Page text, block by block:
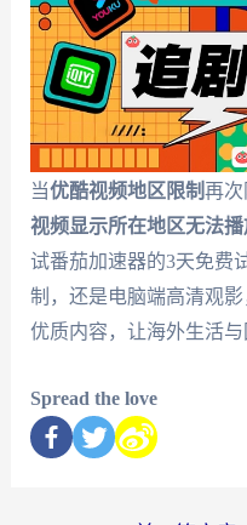
当优酷视频地区限制再
视频显示所在地区无法播
试番茄加速器的3天免费
制，还是电脑端高清观
优质内容，让海外生活与
Spread the love